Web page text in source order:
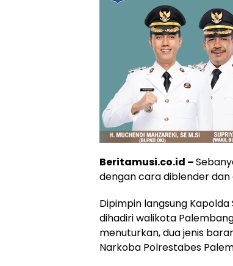
Beritamusi.co.id –
dengan cara diblender
Dipimpin langsung Kapolda
dihadiri walikota
menuturkan, dua jenis
Narkoba Polrestabes